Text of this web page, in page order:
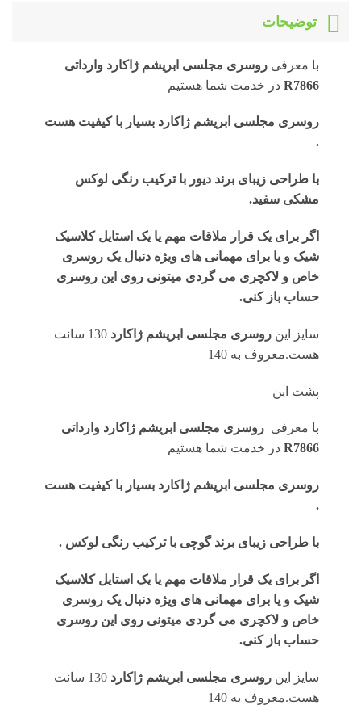
توضیحات
با معرفی روسری مجلسی ابریشم ژاکارد وارداتی
R7866در خدمت شما هستیم
روسری مجلسی ابریشم ژاکارد بسیار با کیفیت هست
.
با طراحی زیبای برند دیور با ترکیب رنگی لوکس
مشکی سفید.
اگر برای یک قرار ملاقات مهم یا یک استایل کلاسیک
شیک و یا برای مهمانی های ویژه دنبال یک روسری
خاص و لاکچری می گردی میتونی روی این روسری
حساب باز کنی.
سایز این روسری مجلسی ابریشم ژاکارد
130 سانت
هست.معروف به 140
پشت این
با معرفی روسری مجلسی ابریشم ژاکارد وارداتی
R7866در خدمت شما هستیم
روسری مجلسی ابریشم ژاکارد بسیار با کیفیت هست
.
با طراحی زیبای برند گوچی با ترکیب رنگی لوکس .
اگر برای یک قرار ملاقات مهم یا یک استایل کلاسیک
شیک و یا برای مهمانی های ویژه دنبال یک روسری
خاص و لاکچری می گردی میتونی روی این روسری
حساب باز کنی.
سایز این روسری مجلسی ابریشم ژاکارد
130 سانت
هست.معروف به 140